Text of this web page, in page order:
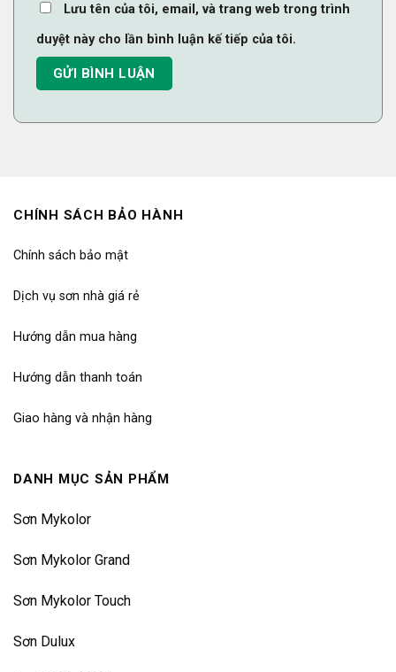
Lưu tên của tôi, email, và trang web trong trình
duyệt này cho lần bình luận kế tiếp của tôi.
CHÍNH SÁCH BẢO HÀNH
Chính sách bảo mật
Dịch vụ sơn nhà giá rẻ
Hướng dẫn mua hàng
Hướng dẫn thanh toán
Giao hàng và nhận hàng
DANH MỤC SẢN PHẨM
Sơn Mykolor
Sơn Mykolor Grand
Sơn Mykolor Touch
Sơn Dulux